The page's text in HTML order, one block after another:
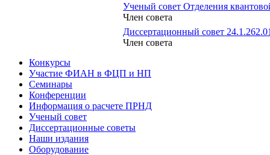
Ученый совет Отделения
Член совета
Диссертационный совет 24.1.262.01
Член совета
Конкурсы
Участие ФИАН в ФЦП и НП
Семинары
Конференции
Информация о расчете ПРНД
Ученый совет
Диссертационные советы
Наши издания
Оборудование